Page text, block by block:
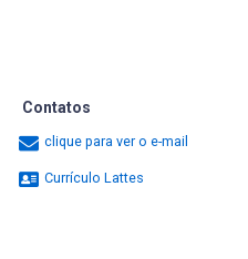
Contatos
clique para ver o e-mail
Currículo Lattes